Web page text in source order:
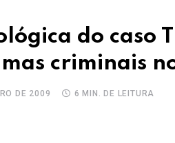
do caso
criminais
DE 2009 6 MIN. DE LEITURA